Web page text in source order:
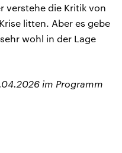
verstehe die Kritik von
litten. Aber es gebe
wohl in der Lage
im Programm